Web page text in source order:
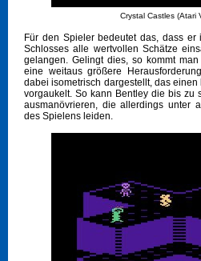
Crystal Castles (Atari
Für den Spieler bedeutet das, dass
Schlosses alle wertvollen Schätze
gelangen. Gelingt dies, so kommt
eine weitaus größere
dabei isometrisch dargestellt, das
vorgaukelt. So kann Bentley die bis zu
ausmanövrieren, die allerdings unter
des Spielens leiden.